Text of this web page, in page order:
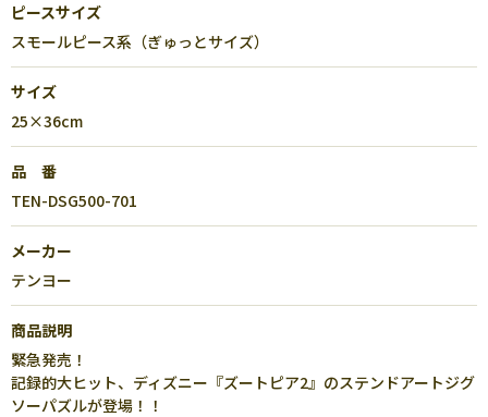
ピースサイズ
スモールピース系（ぎゅっとサイズ）
サイズ
25×36cm
品 番
TEN-DSG500-701
メーカー
テンヨー
商品説明
緊急発売！
記録的大ヒット、ディズニー『ズートピア2』のステンドアートジグ
ソーパズルが登場！！